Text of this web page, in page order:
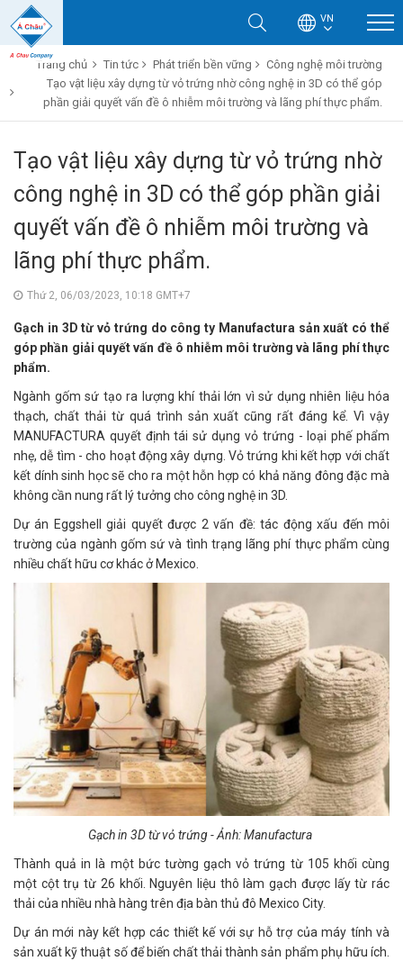
VN
Trang chủ Tin tức Phát triển bền vững
Công nghệ môi trường
Tạo vật liệu xây dựng từ vỏ trứng nhờ công nghệ in 3D có thể góp
phần giải quyết vấn đề ô nhiễm môi trường và lãng phí thực phẩm.
Tạo vật liệu xây dựng từ vỏ trứng nhờ
công nghệ in 3D có thể góp phần giải
quyết vấn đề ô nhiễm môi trường và
lãng phí thực phẩm.
Thứ 2, 06/03/2023, 10:18 GMT+7
Gạch in 3D từ vỏ trứng do công ty Manufactura sản xuất có thể
góp phần giải quyết vấn đề ô nhiễm môi trường và lãng phí thực
phẩm.
Ngành gốm sứ tạo ra lượng khí thải lớn vì sử dụng nhiên liệu hóa
thạch, chất thải từ quá trình sản xuất cũng rất đáng kể. Vì vậy
MANUFACTURA quyết định tái sử dụng vỏ trứng - loại phế phẩm
nhẹ, dễ tìm - cho hoạt động xây dựng. Vỏ trứng khi kết hợp với chất
kết dính sinh học sẽ cho ra một hỗn hợp có khả năng đông đặc mà
không cần nung rất lý tưởng cho công nghệ in 3D.
Dự án Eggshell giải quyết được 2 vấn đề: tác động xấu đến môi
trường của ngành gốm sứ và tình trạng lãng phí thực phẩm cùng
nhiều chất hữu cơ khác ở Mexico.
Gạch in 3D từ vỏ trứng - Ảnh: Manufactura
Thành quả in là một bức tường gạch vỏ trứng từ 105 khối cùng
một cột trụ từ 26 khối. Nguyên liệu thô làm gạch được lấy từ rác
thải của nhiều nhà hàng trên địa bàn thủ đô Mexico City.
Dự án mới này kết hợp các thiết kế với sự hỗ trợ của máy tính và
sản xuất kỹ thuật số để biến chất thải thành sản phẩm phụ hữu ích.